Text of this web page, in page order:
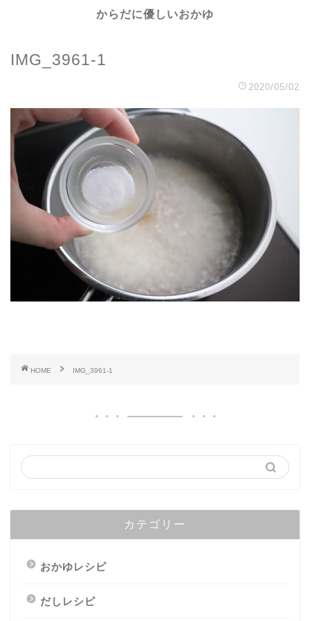
からだに優しいおかゆ
IMG_3961-1
2020/05/02
HOME IMG_3961-1
カテゴリー
おかゆレシピ
だしレシピ